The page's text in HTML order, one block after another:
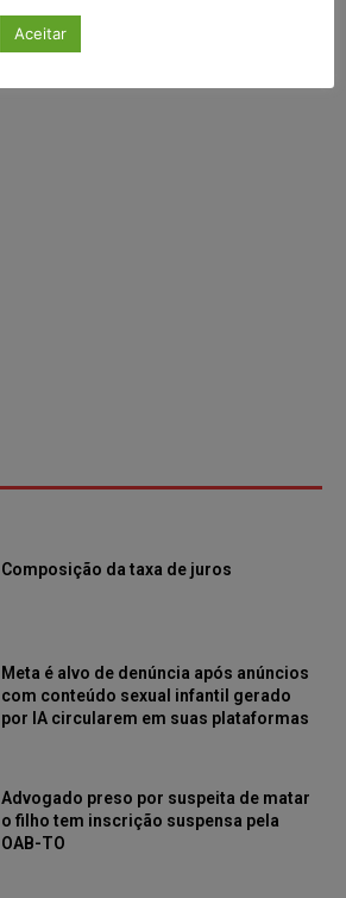
Composição da taxa de juros
Meta é alvo de denúncia após anúncios
com conteúdo sexual infantil gerado
por IA circularem em suas plataformas
Advogado preso por suspeita de matar
o filho tem inscrição suspensa pela
OAB-TO
Aceitar